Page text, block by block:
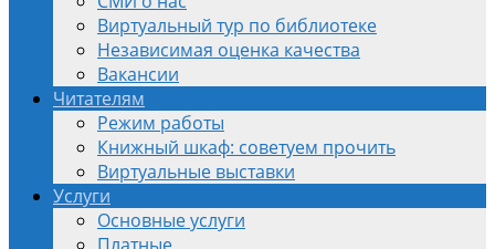
Виртуальный тур по библиотеке
Независимая оценка качества
Вакансии
Читателям
Режим работы
Книжный шкаф: советуем прочить
Виртуальные выставки
Услуги
Основные услуги